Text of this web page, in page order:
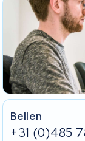
Bellen
+31 (0)485